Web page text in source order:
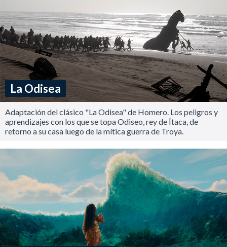
La Odisea
Adaptación del clásico "La Odisea" de Homero. Los peligros y
aprendizajes con los que se topa Odiseo, rey de Ítaca, de
retorno a su casa luego de la mítica guerra de Troya.